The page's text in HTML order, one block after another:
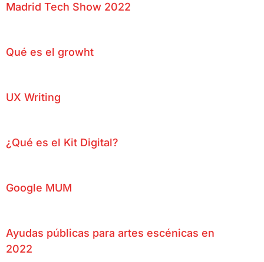
Madrid Tech Show 2022
Qué es el growht
UX Writing
¿Qué es el Kit Digital?
Google MUM
Ayudas públicas para artes escénicas en
2022